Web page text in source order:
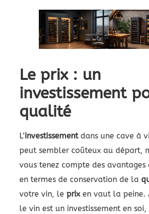
Le prix : un
investissement
qualité
L’investissementdans une cave à
peut sembler coûteux au départ,
vous tenez compte des avantages
en termes de conservation de la
votre vin, le prixen vaut la peine.
le vin est un investissement en